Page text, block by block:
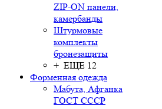
ZIP-ON панели,
камербанды
Штурмовые
комплекты
бронезащиты
+ ЕЩЕ 12
Форменная одежда
Мабута, Афганка
ГОСТ СССР